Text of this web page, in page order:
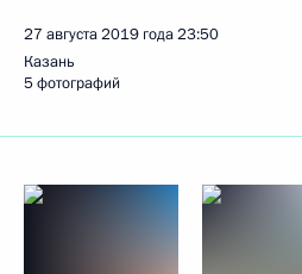
27 августа 2019 года23:50
Казань
5 фотографий